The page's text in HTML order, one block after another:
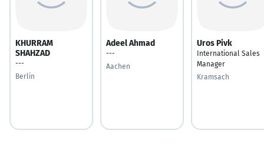
KHURRAM
SHAHZAD
---
Berlin
Adeel Ahmad
---
Aachen
Uros Pivk
International Sales
Manager
Kramsach